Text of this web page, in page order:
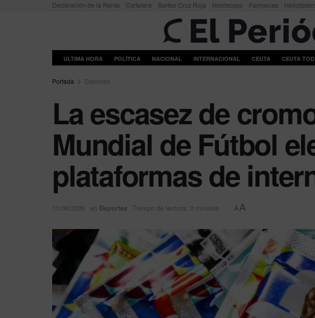
Declaración de la Renta Cartelera Sorteo Cruz Roja Horóscopo Farmacias
ÚLTIMA HORA POLÍTICA NACIONAL INTERNACIONAL CEUTA CEUTA
Portada Deportes
La escasez de
Mundial de Fútbol
plataformas de
11/06/2026 en Deportes Tiempo de lectura: 3 minutos AA